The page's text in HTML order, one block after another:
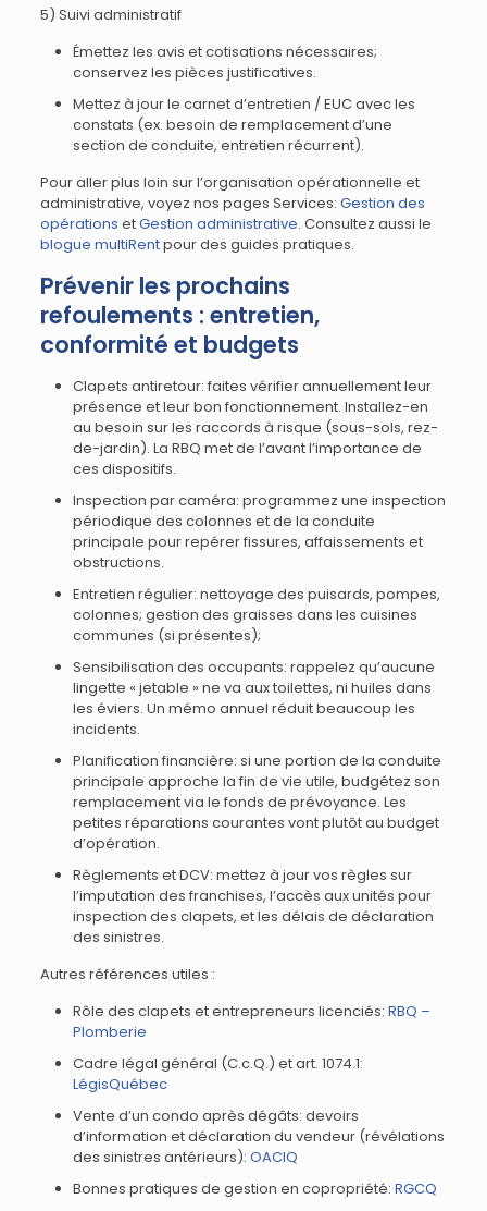
5) Suivi administratif
Émettez les avis et cotisations nécessaires;
conservez les pièces justificatives.
Mettez à jour le carnet d’entretien / EUC avec les
constats (ex. besoin de remplacement d’une
section de conduite, entretien récurrent).
Pour aller plus loin sur l’organisation opérationnelle et
administrative, voyez nos pages Services: Gestion des
opérations etGestion administrative. Consultez aussi le
blogue multiRentpour des guides pratiques.
Prévenir les prochains
refoulements : entretien,
conformité et budgets
Clapets antiretour: faites vérifier annuellement leur
présence et leur bon fonctionnement. Installez-en
au besoin sur les raccords à risque (sous-sols, rez-
de-jardin). La RBQ met de l’avant l’importance de
ces dispositifs.
Inspection par caméra: programmez une inspection
périodique des colonnes et de la conduite
principale pour repérer fissures, affaissements et
obstructions.
Entretien régulier: nettoyage des puisards, pompes,
colonnes; gestion des graisses dans les cuisines
communes (si présentes);
Sensibilisation des occupants: rappelez qu’aucune
lingette « jetable » ne va aux toilettes, ni huiles dans
les éviers. Un mémo annuel réduit beaucoup les
incidents.
Planification financière: si une portion de la conduite
principale approche la fin de vie utile, budgétez son
remplacement via le fonds de prévoyance. Les
petites réparations courantes vont plutôt au budget
d’opération.
Règlements et DCV: mettez à jour vos règles sur
l’imputation des franchises, l’accès aux unités pour
inspection des clapets, et les délais de déclaration
des sinistres.
Autres références utiles :
Rôle des clapets et entrepreneurs licenciés: RBQ –
Plomberie
Cadre légal général (C.c.Q.) et art. 1074.1:
LégisQuébec
Vente d’un condo après dégâts: devoirs
d’information et déclaration du vendeur (révélations
des sinistres antérieurs): OACIQ
Bonnes pratiques de gestion en copropriété: RGCQ